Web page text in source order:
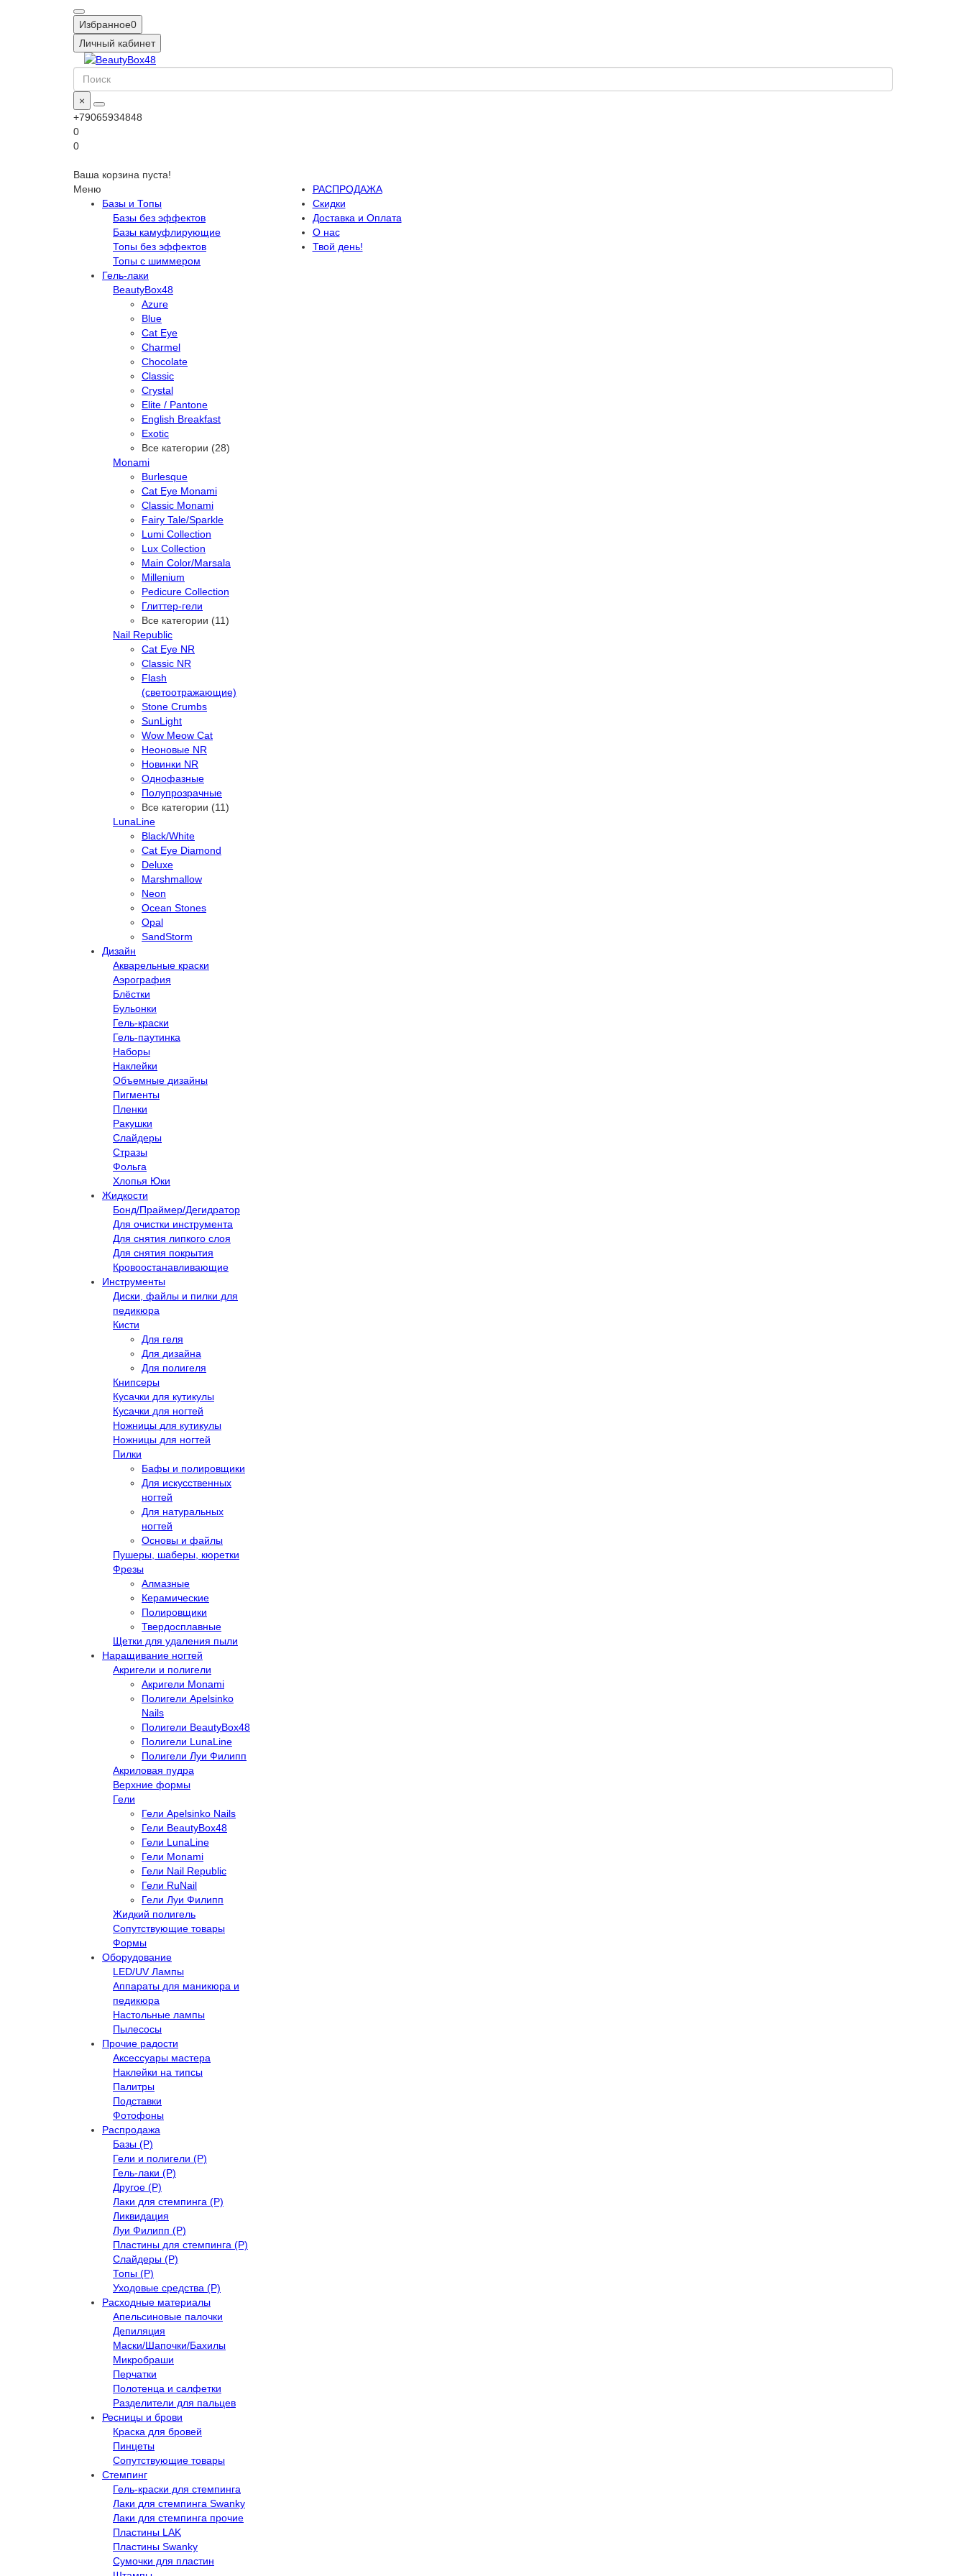
Избранное0
Личный кабинет
×
+79065934848
0
0
Ваша корзина пуста!
Меню
Базы и Топы
Базы без эффектов
Базы камуфлирующие
Топы без эффектов
Топы с шиммером
Гель-лаки
BeautyBox48
Azure
Blue
Cat Eye
Charmel
Chocolate
Classic
Crystal
Elite / Pantone
English Breakfast
Exotic
Все категории (28)
Monami
Burlesque
Cat Eye Monami
Classic Monami
Fairy Tale/Sparkle
Lumi Collection
Lux Collection
Main Color/Marsala
Millenium
Pedicure Collection
Глиттер-гели
Все категории (11)
Nail Republic
Cat Eye NR
Classic NR
Flash
(светоотражающие)
Stone Crumbs
SunLight
Wow Meow Cat
Неоновые NR
Новинки NR
Однофазные
Полупрозрачные
Все категории (11)
LunaLine
Black/White
Cat Eye Diamond
Deluxe
Marshmallow
Neon
Ocean Stones
Opal
SandStorm
Дизайн
Акварельные краски
Аэрография
Блёстки
Бульонки
Гель-краски
Гель-паутинка
Наборы
Наклейки
Объемные дизайны
Пигменты
Пленки
Ракушки
Слайдеры
Стразы
Фольга
Хлопья Юки
Жидкости
Бонд/Праймер/Дегидратор
Для очистки инструмента
Для снятия липкого слоя
Для снятия покрытия
Кровоостанавливающие
Инструменты
Диски, файлы и пилки для
педикюра
Кисти
Для геля
Для дизайна
Для полигеля
Книпсеры
Кусачки для кутикулы
Кусачки для ногтей
Ножницы для кутикулы
Ножницы для ногтей
Пилки
Бафы и полировщики
Для искусственных
ногтей
Для натуральных
ногтей
Основы и файлы
Пушеры, шаберы, кюретки
Фрезы
Алмазные
Керамические
Полировщики
Твердосплавные
Щетки для удаления пыли
Наращивание ногтей
Акригели и полигели
Акригели Monami
Полигели Apelsinko
Nails
Полигели BeautyBox48
Полигели LunaLine
Полигели Луи Филипп
Акриловая пудра
Верхние формы
Гели
Гели Apelsinko Nails
Гели BeautyBox48
Гели LunaLine
Гели Monami
Гели Nail Republic
Гели RuNail
Гели Луи Филипп
Жидкий полигель
Сопутствующие товары
Формы
Оборудование
LED/UV Лампы
Аппараты для маникюра и
педикюра
Настольные лампы
Пылесосы
Прочие радости
Аксессуары мастера
Наклейки на типсы
Палитры
Подставки
Фотофоны
Распродажа
Базы (Р)
Гели и полигели (Р)
Гель-лаки (Р)
Другое (Р)
Лаки для стемпинга (Р)
Ликвидация
Луи Филипп (Р)
Пластины для стемпинга (Р)
Слайдеры (Р)
Топы (Р)
Уходовые средства (Р)
Расходные материалы
Апельсиновые палочки
Депиляция
Маски/Шапочки/Бахилы
Микробраши
Перчатки
Полотенца и салфетки
Разделители для пальцев
Ресницы и брови
Краска для бровей
Пинцеты
Сопутствующие товары
Стемпинг
Гель-краски для стемпинга
Лаки для стемпинга Swanky
Лаки для стемпинга прочие
Пластины LAK
Пластины Swanky
Сумочки для пластин
РАСПРОДАЖА
Скидки
Доставка и Оплата
О нас
Твой день!